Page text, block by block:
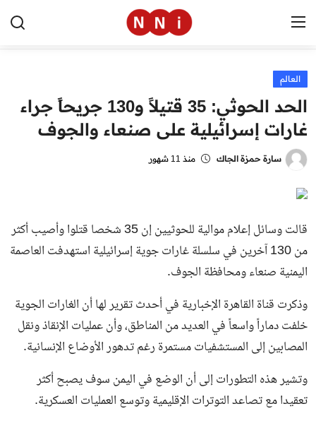
الرئيسية
اخبار مصر
العالم
تقنية
التعليم
منوعات
العالم
الحد الحوثي: 35 قتيلاً و130 جريحاً جراء
غارات إسرائيلية على صنعاء والجوف
سارة حمزة الجاك منذ 11 شهور
قالت وسائل إعلام موالية للحوثيين إن 35 شخصا قتلوا وأصيب أكثر
من 130 آخرين في سلسلة غارات جوية إسرائيلية استهدفت العاصمة
اليمنية صنعاء ومحافظة الجوف.
وذكرت قناة القاهرة الإخبارية في أحدث تقرير لها أن الغارات الجوية
خلفت دماراً واسعاً في العديد من المناطق، وأن عمليات الإنقاذ ونقل
المصابين إلى المستشفيات مستمرة رغم تدهور الأوضاع الإنسانية.
وتشير هذه التطورات إلى أن الوضع في اليمن سوف يصبح أكثر
تعقيدا مع تصاعد التوترات الإقليمية وتوسع العمليات العسكرية.